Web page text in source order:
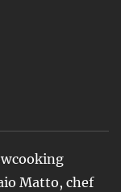
Matto, chef